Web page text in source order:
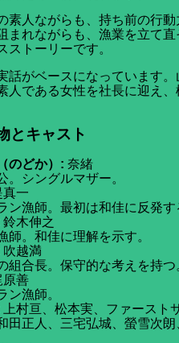
素人ながらも、持ち前の行
まれながらも、漁業を立て
ストーリーです。
話がベースになっています
人である女性を社長に迎え
とキャスト
のどか）: 奈緒
。シングルマザー。
真一
ン漁師。最初は和佳に反発す
鈴木伸之
師。和佳に理解を示す。
吹越満
組合長。保守的な考えを持つ
原善
ン漁師。
上村亘、松本実、ファースト
田正人、三宅弘城、螢雪次